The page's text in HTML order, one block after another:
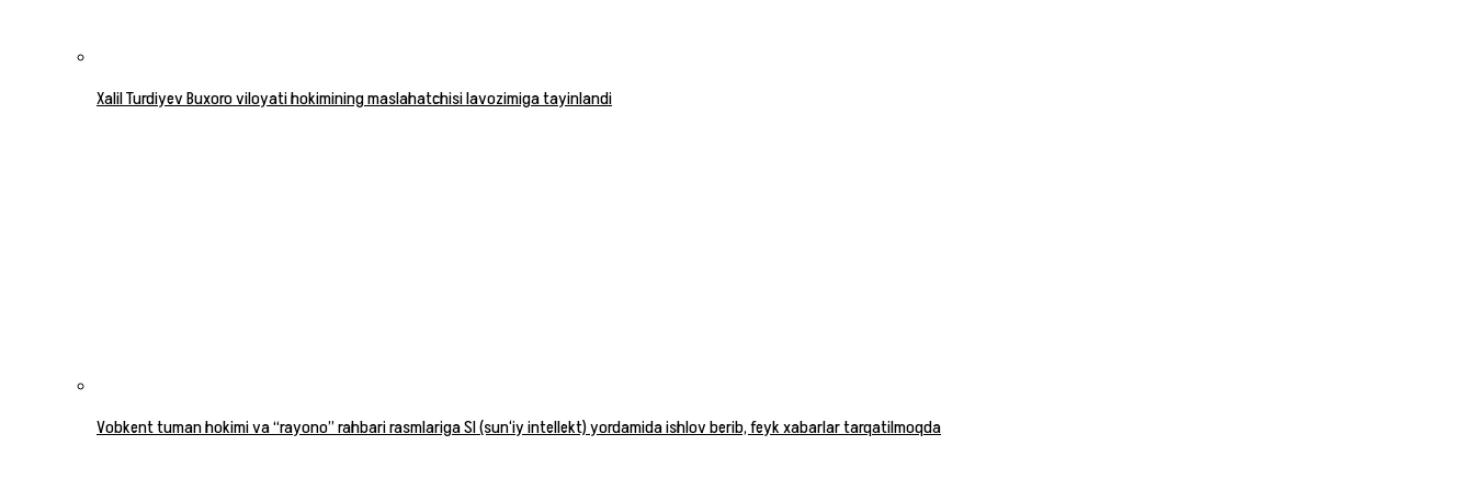
Xalil Turdiyev Buxoro viloyati hokimining maslahatchisi lavozimiga tayinlandi
Vobkent tuman hokimi va “rayono” rahbari rasmlariga SI (sun‘iy intellekt) yordamida ishlov berib, feyk xabarlar tarqatilmoqda